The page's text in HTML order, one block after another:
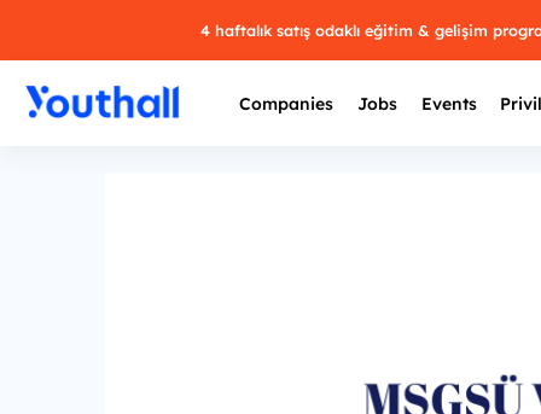
4 haftalık satış odaklı eğitim & gelişim
Companies Jobs Events